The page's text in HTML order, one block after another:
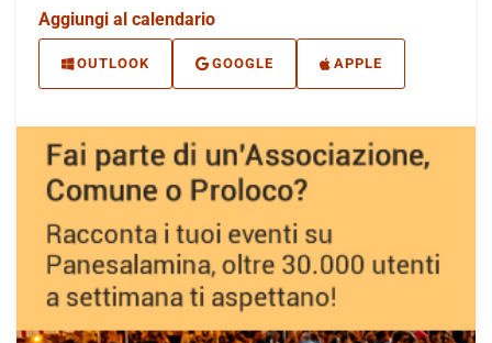
Aggiungi al calendario
OUTLOOK GOOGLE APPLE